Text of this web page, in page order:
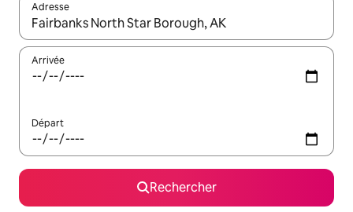
Adresse
Lorsque les résultats s'affichent, utilisez les flèches vers le
Arrivée
Départ
Rechercher